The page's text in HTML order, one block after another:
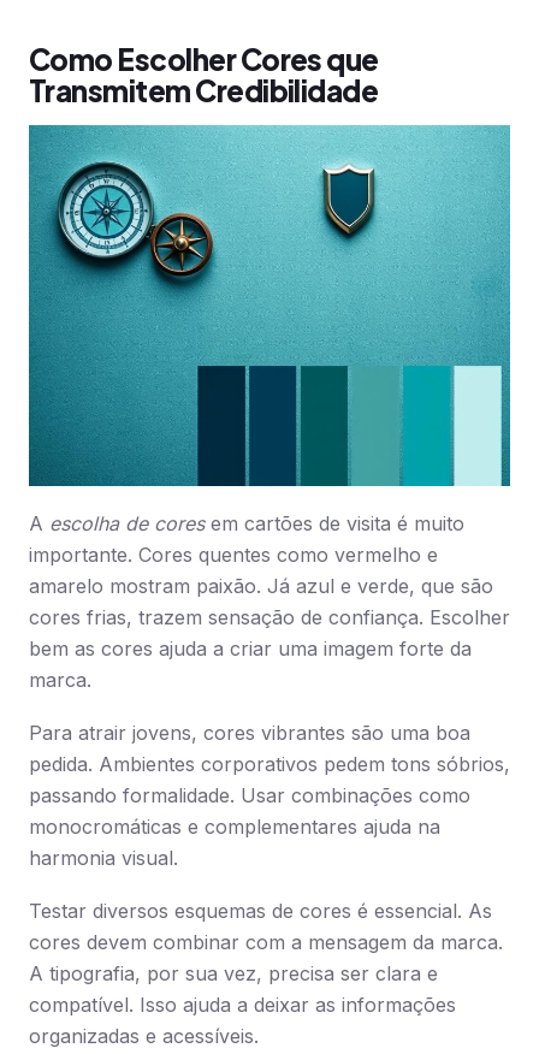
Como Escolher Cores que
Transmitem Credibilidade
A escolha de coresem cartões de visita é muito
importante. Cores quentes como vermelho e
amarelo mostram paixão. Já azul e verde, que são
cores frias, trazem sensação de confiança. Escolher
bem as cores ajuda a criar uma imagem forte da
marca.
Para atrair jovens, cores vibrantes são uma boa
pedida. Ambientes corporativos pedem tons sóbrios,
passando formalidade. Usar combinações como
monocromáticas e complementares ajuda na
harmonia visual.
Testar diversos esquemas de cores é essencial. As
cores devem combinar com a mensagem da marca.
A tipografia, por sua vez, precisa ser clara e
compatível. Isso ajuda a deixar as informações
organizadas e acessíveis.